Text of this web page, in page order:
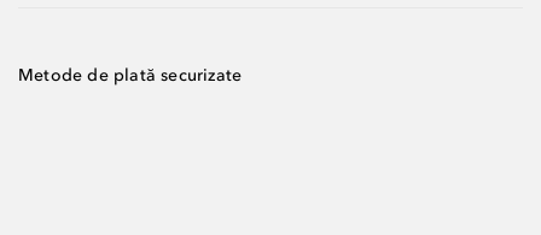
Metode de plată securizate